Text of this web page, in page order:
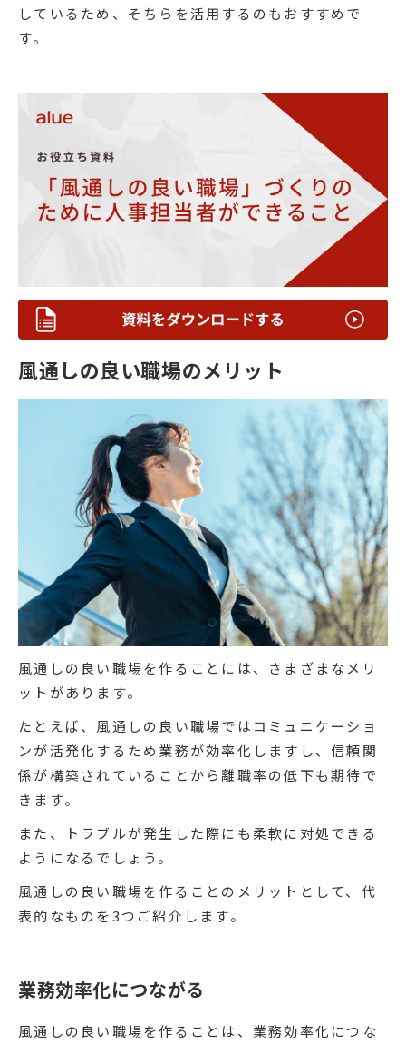
しているため、そちらを活用するのもおすすめで
す。
風通しの良い職場のメリット
風通しの良い職場を作ることには、さまざまなメリ
ットがあります。
たとえば、風通しの良い職場ではコミュニケーショ
ンが活発化するため業務が効率化しますし、信頼関
係が構築されていることから離職率の低下も期待で
きます。
また、トラブルが発生した際にも柔軟に対処できる
ようになるでしょう。
風通しの良い職場を作ることのメリットとして、代
表的なものを3つご紹介します。
業務効率化につながる
風通しの良い職場を作ることは、業務効率化につな